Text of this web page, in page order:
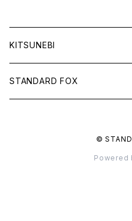
KITSUNEBI
フルカ
STANDARD FOX
©
Powered